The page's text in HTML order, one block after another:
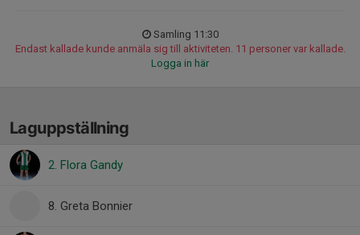
Samling 11:30
Endast kallade kunde anmäla sig till aktiviteten. 11 personer var kallade.
Logga in här
Laguppställning
2. Flora Gandy
8. Greta Bonnier